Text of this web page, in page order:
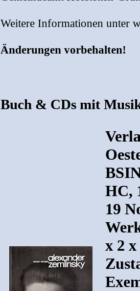
Weitere Informationen unter
Änderungen vorbehalten!
Buch & CDs mit
HC,
19
x 2 x